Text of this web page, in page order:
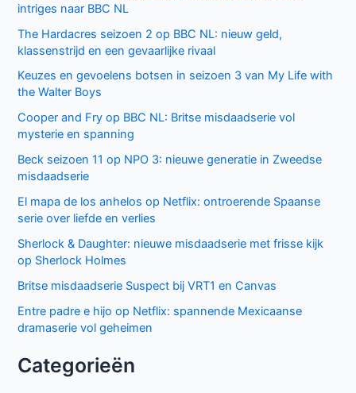
intriges naar BBC NL
The Hardacres seizoen 2 op BBC NL: nieuw geld,
klassenstrijd en een gevaarlijke rivaal
Keuzes en gevoelens botsen in seizoen 3 van My Life with
the Walter Boys
Cooper and Fry op BBC NL: Britse misdaadserie vol
mysterie en spanning
Beck seizoen 11 op NPO 3: nieuwe generatie in Zweedse
misdaadserie
El mapa de los anhelos op Netflix: ontroerende Spaanse
serie over liefde en verlies
Sherlock & Daughter: nieuwe misdaadserie met frisse kijk
op Sherlock Holmes
Britse misdaadserie Suspect bij VRT1 en Canvas
Entre padre e hijo op Netflix: spannende Mexicaanse
dramaserie vol geheimen
Categorieën